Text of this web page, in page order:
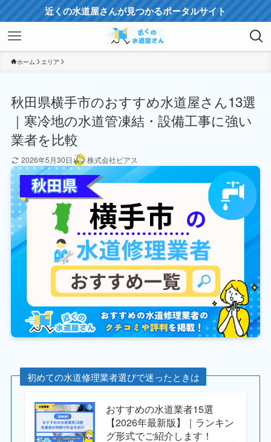
近くの水道屋さんが見つかるポータルサイト
ホーム エリア
秋田県横手市のおすすめ水道屋さん13選
｜寒冷地の水道管凍結・設備工事に強い
業者を比較
2026年5月30日 株式会社ビアス
初めての水道修理業者選びで迷ったときは
おすすめの水道業者15選
【2026年最新版】｜ランキン
グ形式でご紹介します！